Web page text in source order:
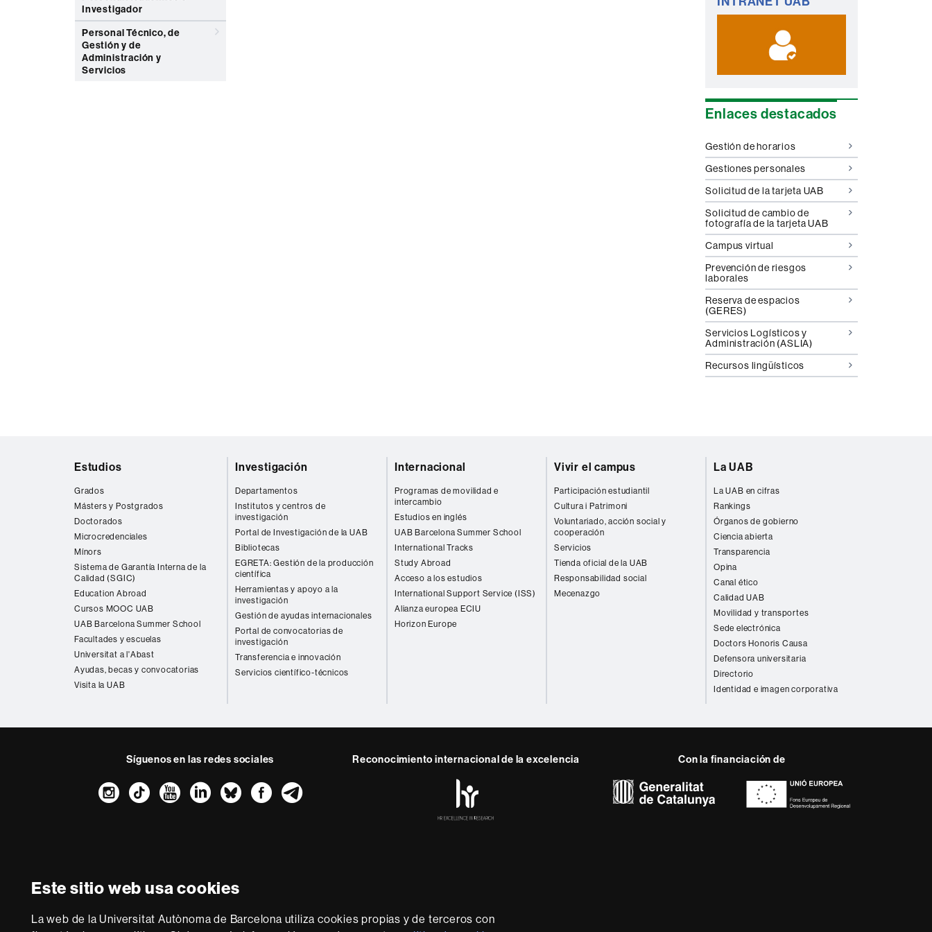
Este sitio web usa cookies
La web de la Universitat Autònoma de Barcelona utiliza cookies propias y de terceros con
Investigador
Personal Técnico, de
Gestión y de
Administración y
Servicios
complementaria
Enlaces destacados
Gestión de horarios
Gestiones personales
Solicitud de la tarjeta UAB
Solicitud de cambio de
fotografía de la tarjeta UAB
Campus virtual
Prevención de riesgos
laborales
Reserva de espacios
(GERES)
Servicios Logísticos y
Administración (ASLIA)
Recursos lingüísticos
Estudios
Grados
Másters y Postgrados
Doctorados
Microcredenciales
Mínors
Sistema de Garantía Interna de la
Calidad (SGIC)
Education Abroad
Cursos MOOC UAB
UAB Barcelona Summer School
Facultades y escuelas
Universitat a l'Abast
Ayudas, becas y convocatorias
Visita la UAB
Investigación
Departamentos
Institutos y centros de
investigación
Portal de Investigación de la UAB
Bibliotecas
EGRETA: Gestión de la producción
científica
Herramientas y apoyo a la
investigación
Gestión de ayudas internacionales
Portal de convocatorias de
investigación
Transferencia e innovación
Servicios científico-técnicos
Internacional
Programas de movilidad e
intercambio
Estudios en inglés
UAB Barcelona Summer School
International Tracks
Study Abroad
Acceso a los estudios
International Support Service (ISS)
Alianza europea ECIU
Horizon Europe
Vivir el campus
Participación estudiantil
Cultura i Patrimoni
Voluntariado, acción social y
cooperación
Servicios
Tienda oficial de la UAB
Responsabilidad social
Mecenazgo
La UAB
La UAB en cifras
Rankings
Órganos de gobierno
Ciencia abierta
Transparencia
Opina
Canal ético
Calidad UAB
Movilidad y transportes
Sede electrónica
Doctors Honoris Causa
Defensora universitaria
Directorio
Identidad e imagen corporativa
Síguenos en las redes sociales
Instagram
TikTokYouTube
LinkedIn
BlueskyFacebook
Telegram
Reconocimiento internacional de la excelencia Con la financiación de
Somos una universidad líder que imparte una docencia de calidad y excelencia, diversificada,
de la Europa del conocimiento. La UAB es reconocida internacionalmente por la calidad y el carácter